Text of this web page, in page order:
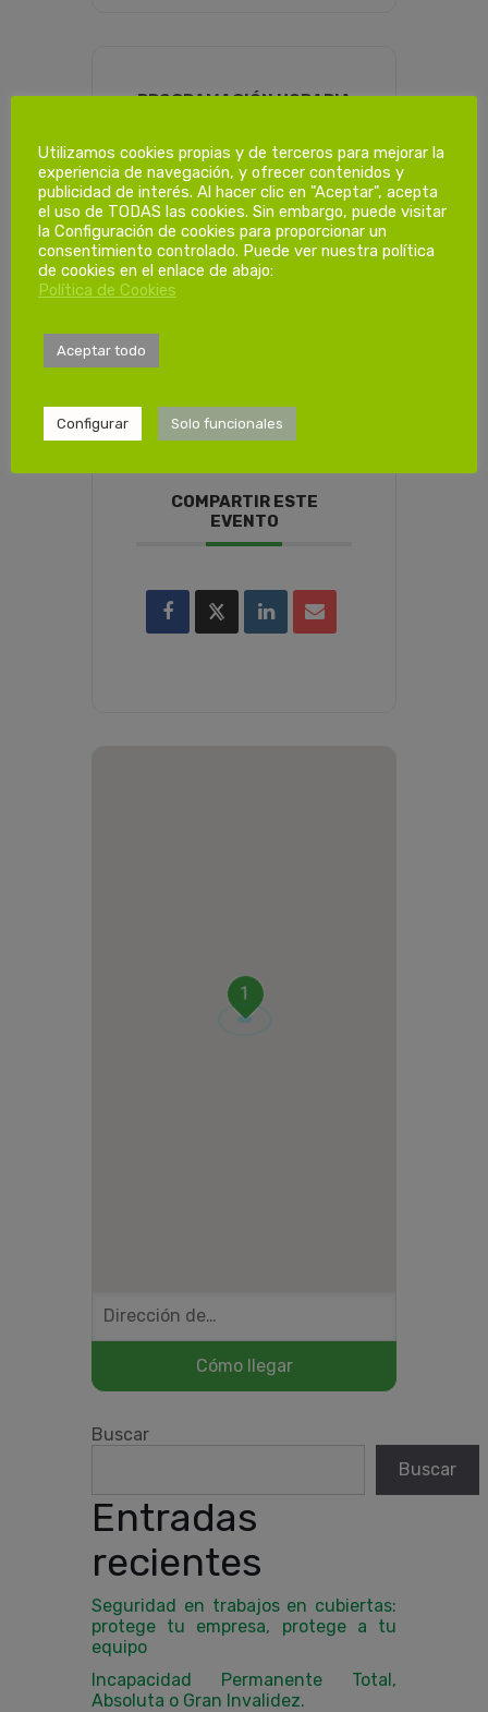
PROGRAMACIÓN HORARIA
Dias de
formación.
1ª Sesión
COMPARTIR ESTE
EVENTO
1
Buscar
Buscar
Entradas
recientes
Seguridad en trabajos en cubiertas:
protege tu empresa, protege a tu
equipo
Incapacidad Permanente Total,
Absoluta o Gran Invalidez.
Utilizamos cookies propias y de terceros para mejorar la
experiencia de navegación, y ofrecer contenidos y
publicidad de interés. Al hacer clic en "Aceptar", acepta
el uso de TODAS las cookies. Sin embargo, puede visitar
la Configuración de cookies para proporcionar un
consentimiento controlado. Puede ver nuestra política
de cookies en el enlace de abajo:
Política de Cookies
Aceptar todo
Configurar Solo funcionales